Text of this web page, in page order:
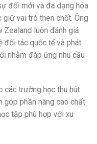
đổi mới và đa dạng hóa
vai trò then chốt. Ông
Zealand luôn đánh giá
đối tác quốc tế và phát
nhằm đáp ứng nhu cầu
các trường học thu hút
góp phần nâng cao chất
tập phù hợp với xu